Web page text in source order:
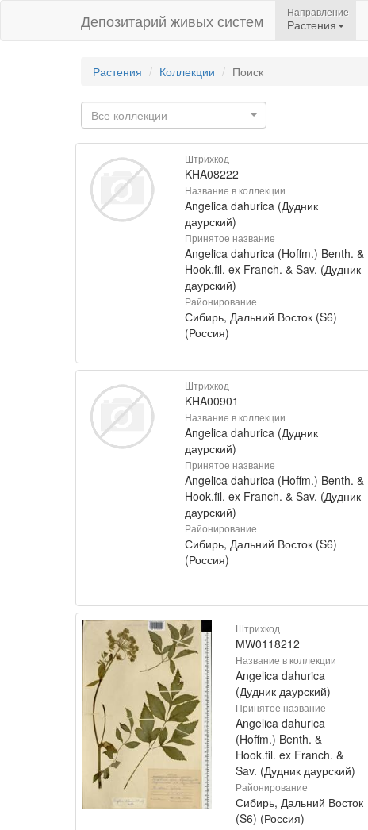
Депозитарий живых систем Направление
Растения
Растения Коллекции Поиск
Все коллекции
Штрихкод
KHA08222
Название в коллекции
Angelica dahurica (Дудник
даурский)
Принятое название
Angelica dahurica (Hoffm.) Benth. &
Hook.fil. ex Franch. & Sav. (Дудник
даурский)
Районирование
Сибирь, Дальний Восток (S6)
(Россия)
Штрихкод
KHA00901
Название в коллекции
Angelica dahurica (Дудник
даурский)
Принятое название
Angelica dahurica (Hoffm.) Benth. &
Hook.fil. ex Franch. & Sav. (Дудник
даурский)
Районирование
Сибирь, Дальний Восток (S6)
(Россия)
Штрихкод
MW0118212
Название в коллекции
Angelica dahurica
(Дудник даурский)
Принятое название
Angelica dahurica
(Hoffm.) Benth. &
Hook.fil. ex Franch. &
Sav. (Дудник даурский)
Районирование
Сибирь, Дальний Восток
(S6) (Россия)